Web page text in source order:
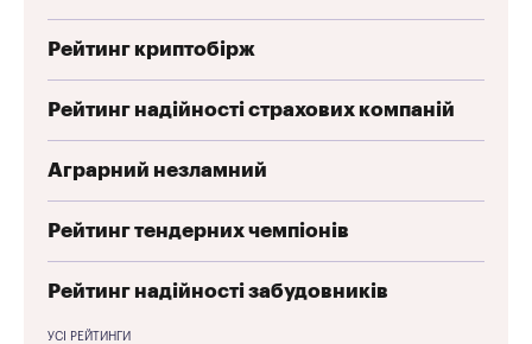
Рейтинг криптобірж
Рейтинг надійності страхових компаній
Аграрний незламний
Рейтинг тендерних чемпіонів
Рейтинг надійності забудовників
УСІ РЕЙТИНГИ